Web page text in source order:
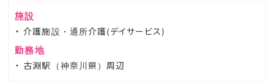
施設
介護施設・通所介護(デイサービス)
勤務地
古淵駅（神奈川県）周辺